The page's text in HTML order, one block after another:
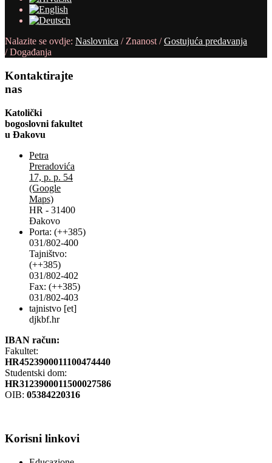
Nalazite se ovdje: Naslovnica / Znanost /Gostujuća predavanja
/Događanja
Kontaktirajte
nas
Katolički
bogoslovni fakultet
u Đakovu
Petra
Preradovića
17, p. p. 54
(Google
Maps)
HR - 31400
Đakovo
Porta: (++385)
031/802-400
Tajništvo:
(++385)
031/802-402
Fax: (++385)
031/802-403
tajnistvo [et]
djkbf.hr
IBAN račun:
Fakultet:
HR4523900011100474440
Studentski dom:
HR3123900011500027586
OIB: 05384220316
Korisni linkovi